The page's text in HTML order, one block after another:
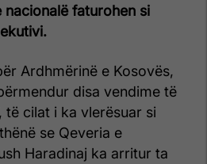
faturohen si
Ardhmërinë e Kosovës,
disa vendime të
të cilat i ka vlerësuar si
se Qeveria e
Haradinaj ka arritur ta